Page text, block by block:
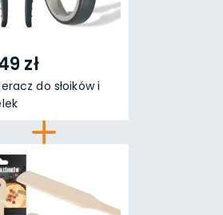
zł
do słoików i